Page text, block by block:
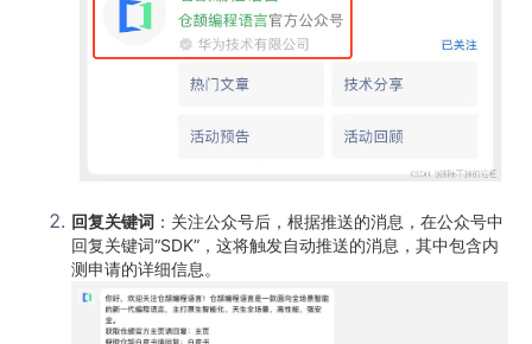
回复关键词 ：关注公众号后，根据推送的消息，在公众号中
回复关键词“SDK”，这将触发自动推送的消息，其中包含内
测申请的详细信息。